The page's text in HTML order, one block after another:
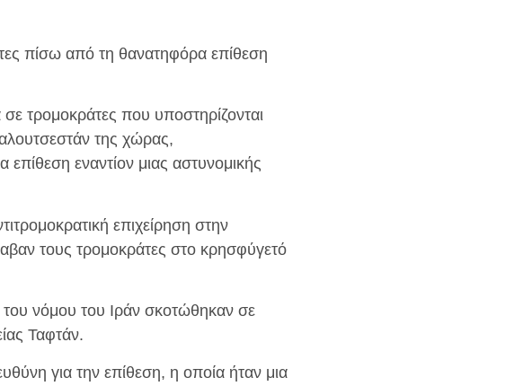
πίσω από τη θανατηφόρα επίθεση
τρομοκράτες που υποστηρίζονται
της χώρας,
εναντίον μιας αστυνομικής
επιχείρηση στην
τους τρομοκράτες στο κρησφύγετό
νόμου του Ιράν σκοτώθηκαν σε
Ταφτάν.
για την επίθεση, η οποία ήταν μια